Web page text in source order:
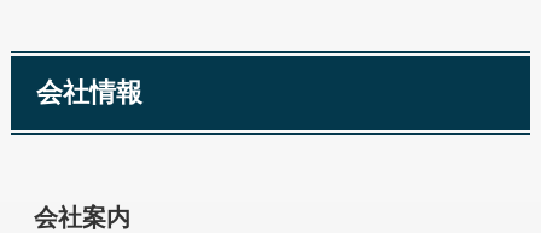
会社情報
会社案内